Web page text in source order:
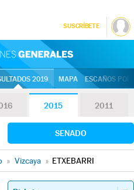
SUSCRÍBETE
2019 MAPA ESCAÑOS
2015 2011
SENADO
» Vizcaya » ETXEBARRI